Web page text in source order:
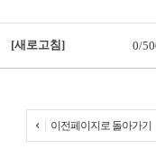
[새로고침] 0/
이전페이지로 돌아가기